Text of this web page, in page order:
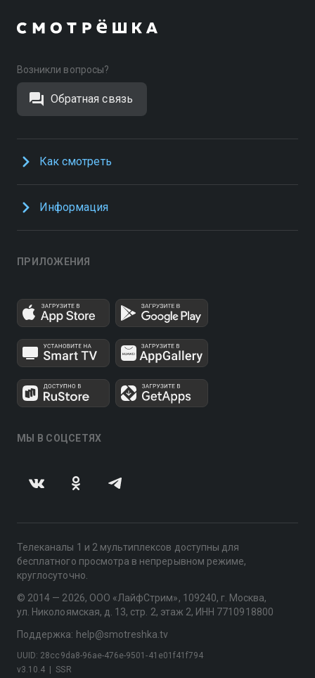
Возникли вопросы?
Обратная связь
Как смотреть
Информация
ПРИЛОЖЕНИЯ
МЫ В СОЦСЕТЯХ
Телеканалы 1 и 2 мультиплексов доступны для
бесплатного просмотра в непрерывном режиме,
круглосуточно.
© 2014 — 2026, ООО «ЛайфСтрим», 109240, г. Москва,
ул. Николоямская, д. 13, стр. 2, этаж 2, ИНН 7710918800
Поддержка: help@smotreshka.tv
v3.10.4 SSR
UUID: 28cc9da8-96ae-476e-9501-41e01f41f794